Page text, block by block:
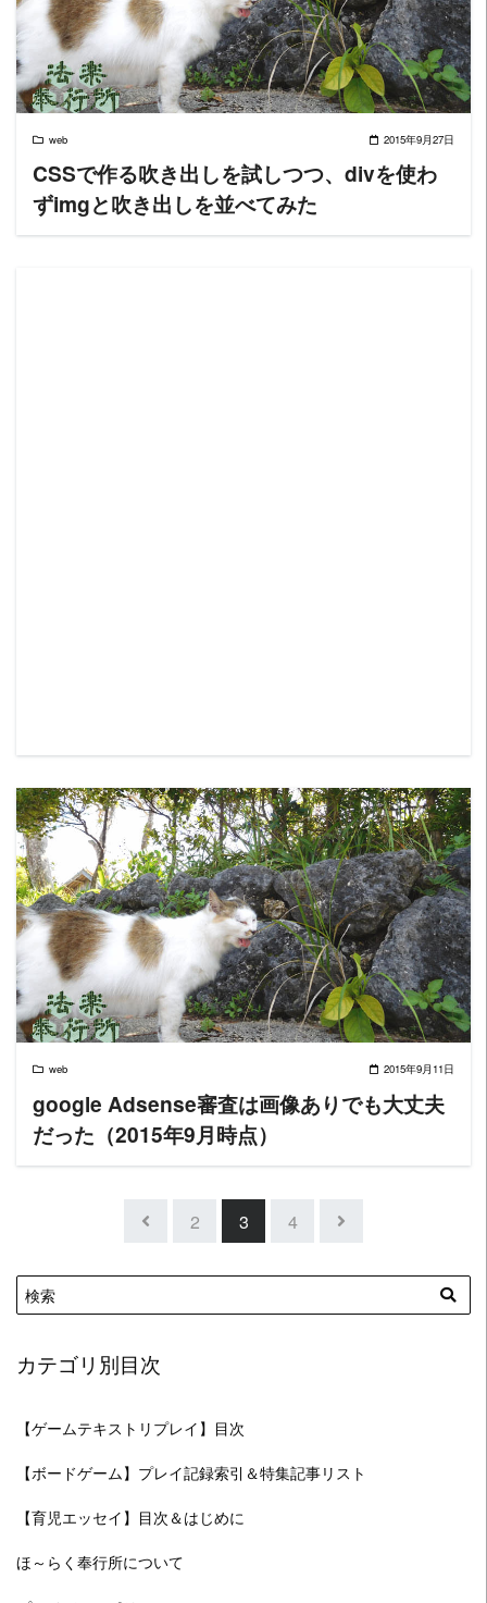
web 2015年9月27日
CSSで作る吹き出しを試しつつ、divを使わ
ずimgと吹き出しを並べてみた
READ MORE
web 2015年9月11日
google Adsense審査は画像ありでも大丈夫
だった（2015年9月時点）
2 3 4
カテゴリ別目次
【ゲームテキストリプレイ】目次
【ボードゲーム】プレイ記録索引＆特集記事リスト
【育児エッセイ】目次＆はじめに
ほ～らく奉行所について